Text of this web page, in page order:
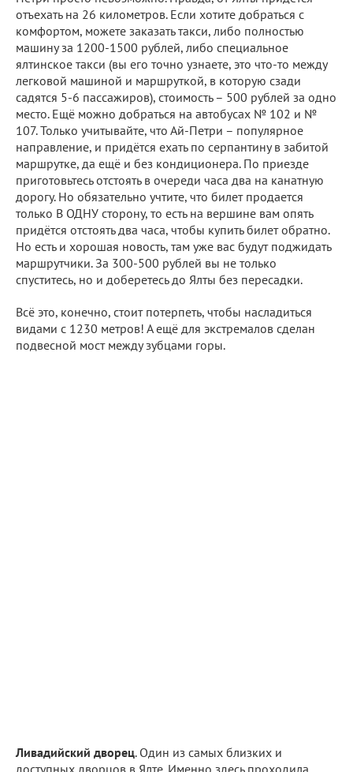
отъехать на 26 километров. Если хотите добраться с
комфортом, можете заказать такси, либо полностью
машину за 1200-1500 рублей, либо специальное
ялтинское такси (вы его точно узнаете, это что-то между
легковой машиной и маршруткой, в которую сзади
садятся 5-6 пассажиров), стоимость – 500 рублей за одно
место. Ещё можно добраться на автобусах № 102 и №
107. Только учитывайте, что Ай-Петри – популярное
направление, и придётся ехать по серпантину в забитой
маршрутке, да ещё и без кондиционера. По приезде
приготовьтесь отстоять в очереди часа два на канатную
дорогу. Но обязательно учтите, что билет продается
только В ОДНУ сторону, то есть на вершине вам опять
придётся отстоять два часа, чтобы купить билет обратно.
Но есть и хорошая новость, там уже вас будут поджидать
маршрутчики. За 300-500 рублей вы не только
спуститесь, но и доберетесь до Ялты без пересадки.
Всё это, конечно, стоит потерпеть, чтобы насладиться
видами с 1230 метров! А ещё для экстремалов сделан
подвесной мост между зубцами горы.
Ливадийский дворец. Один из самых близких и
доступных дворцов в Ялте. Именно здесь проходила